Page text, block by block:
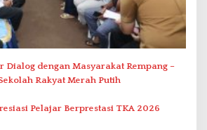
Dialog dengan Masyarakat Rempang –
Rakyat Merah Putih
Pelajar Berprestasi TKA 2026